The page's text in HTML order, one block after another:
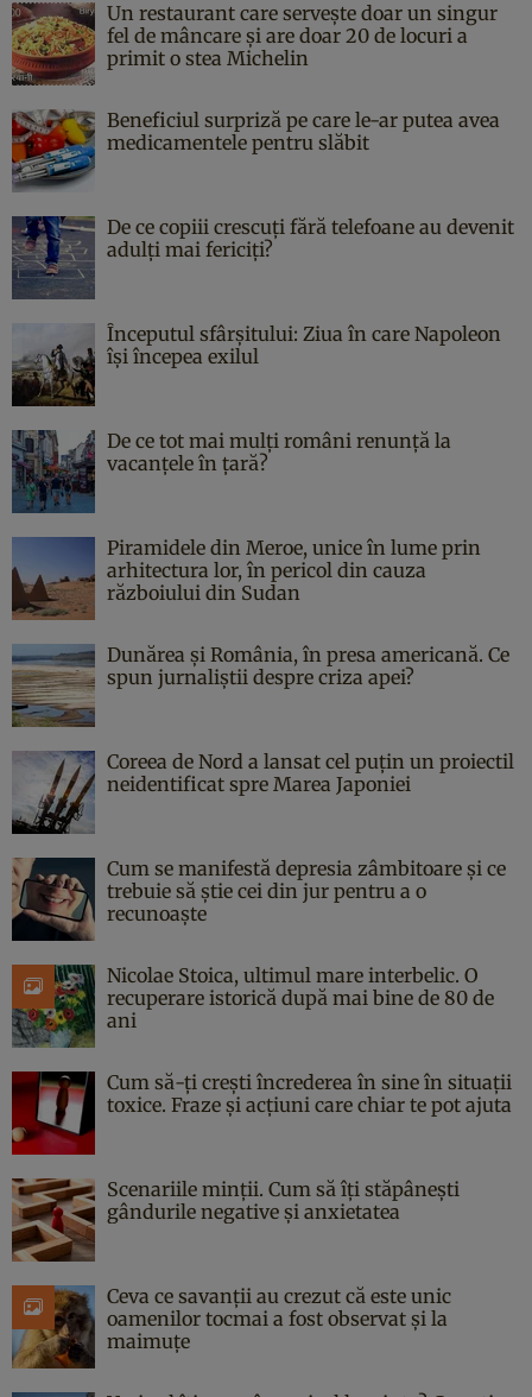
Un restaurant care servește doar un singur
fel de mâncare și are doar 20 de locuri a
primit o stea Michelin
Beneficiul surpriză pe care le-ar putea avea
medicamentele pentru slăbit
De ce copiii crescuți fără telefoane au devenit
adulți mai fericiți?
Începutul sfârşitului: Ziua în care Napoleon
îşi începea exilul
De ce tot mai mulți români renunță la
vacanțele în țară?
Piramidele din Meroe, unice în lume prin
arhitectura lor, în pericol din cauza
războiului din Sudan
Dunărea și România, în presa americană. Ce
spun jurnaliștii despre criza apei?
Coreea de Nord a lansat cel puțin un proiectil
neidentificat spre Marea Japoniei
Cum se manifestă depresia zâmbitoare și ce
trebuie să știe cei din jur pentru a o
recunoaște
Nicolae Stoica, ultimul mare interbelic. O
recuperare istorică după mai bine de 80 de
ani
Cum să-ți crești încrederea în sine în situații
toxice. Fraze și acțiuni care chiar te pot ajuta
Scenariile minții. Cum să îți stăpânești
gândurile negative și anxietatea
Ceva ce savanții au crezut că este unic
oamenilor tocmai a fost observat și la
maimuțe